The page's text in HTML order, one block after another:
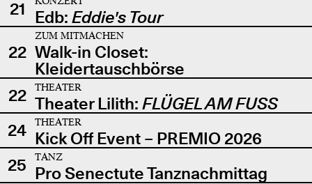
21 Edb: Eddie's Tour
22
ZUM MITMACHEN
Walk-in Closet:
Kleidertauschbörse
22
THEATER
Theater Lilith: FLÜGEL AM FUSS
24
THEATER
Kick Off Event – PREMIO 2026
25
TANZ
Pro Senectute Tanznachmittag